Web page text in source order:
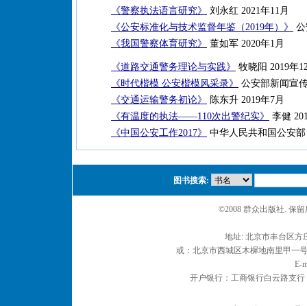
《警察执法语言研究》
刘永红 2021年11月
《公安标准化与技术监督年鉴（2019年）》
《我国警察体育研究》
董如军 2020年1月
《道路交通警务理论与实践》
牧晓阳 2019年
《时代楷模 公安楷模风采录》
公安部新闻宣
《交通运输警务初论》
陈东升 2019年7月
《有温度的执法——110次出警纪实》
李健
《中国公安工作2017》
中华人民共和国公安部
图书搜索:
©2008 群众出版社. 保
地址: 北京市丰台区
或：北京市西城区木樨地南里甲一
E-
开户银行：工商银行白云路支